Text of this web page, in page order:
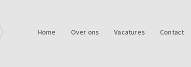
Home Over ons Vacatures Contact